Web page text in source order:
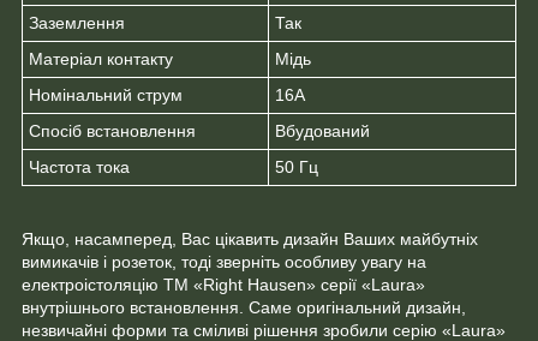
Заземлення
Так
Матеріал контакту
Мідь
Номінальний струм
16А
Спосіб встановлення
Вбудований
Частота тока
50 Гц
Якщо, насамперед, Вас цікавить дизайн Ваших майбутніх
вимикачів і розеток, тоді зверніть особливу увагу на
електроістоляцію ТМ «Right Hausen» серії «Laura»
внутрішнього встановлення. Саме оригінальний дизайн,
незвичайні форми та сміливі рішення зробили серію «Laura»